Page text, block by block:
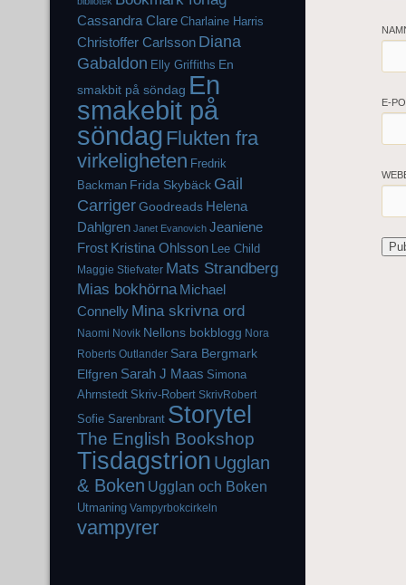
E-
Cassandra Clare Charlaine Harris
Christoffer Carlsson Diana
Gabaldon Elly Griffiths En
smakbit på söndag En
smakebit på
söndag Flukten fra
virkeligheten Fredrik
Backman Frida Skybäck Gail
CarrigerGoodreads Helena
Dahlgren Janet Evanovich Jeaniene
Frost Kristina Ohlsson Lee Child
Maggie Stiefvater Mats Strandberg
Mias bokhörna Michael
Connelly Mina skrivna ord
Naomi Novik Nellons bokblogg Nora
Roberts Outlander Sara Bergmark
Elfgren Sarah J Maas Simona
Ahrnstedt Skriv-Robert SkrivRobert
Sofie Sarenbrant Storytel
The English Bookshop
Tisdagstrion Ugglan
& Boken Ugglan och Boken
Utmaning Vampyrbokcirkeln
vampyrer